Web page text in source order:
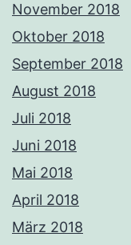
November 2018
Oktober 2018
September 2018
August 2018
Juli 2018
Juni 2018
Mai 2018
April 2018
März 2018